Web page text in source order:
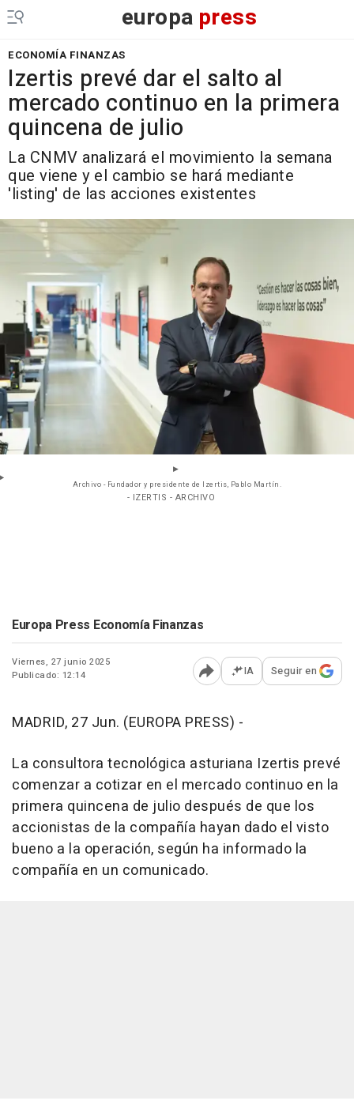
europa press
ECONOMÍA FINANZAS
Izertis prevé dar el salto al
mercado continuo en la primera
quincena de julio
La CNMV analizará el movimiento la semana
que viene y el cambio se hará mediante
'listing' de las acciones existentes
Archivo - Fundador y presidente de Izertis, Pablo Martín.
- IZERTIS - ARCHIVO
Europa Press Economía Finanzas
Viernes, 27 junio 2025
Publicado: 12:14
Abrir opciones para
IA Seguir en
MADRID, 27 Jun. (EUROPA PRESS) -
La consultora tecnológica asturiana Izertis prevé
comenzar a cotizar en el mercado continuo en la
primera quincena de julio después de que los
accionistas de la compañía hayan dado el visto
bueno a la operación, según ha informado la
compañía en un comunicado.